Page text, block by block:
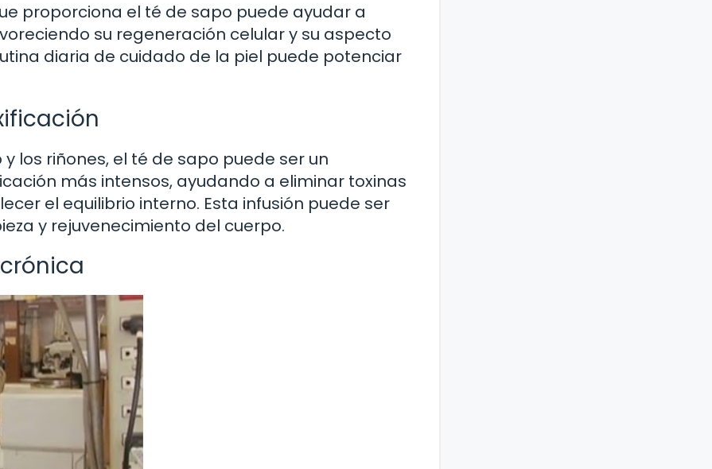
proporciona el té de sapo puede ayudar a
su regeneración celular y su aspecto
diaria de cuidado de la piel puede potenciar
los riñones, el té de sapo puede ser un
más intensos, ayudando a eliminar toxinas
el equilibrio interno. Esta infusión puede ser
y rejuvenecimiento del cuerpo.